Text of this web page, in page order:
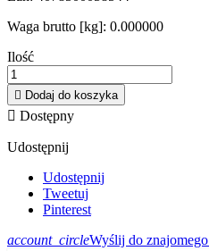
Waga brutto [kg]: 0.000000
Ilość
 Dodaj do koszyka
 Dostępny
Udostępnij
Udostępnij
Tweetuj
Pinterest
account_circleWyślij do znajomego